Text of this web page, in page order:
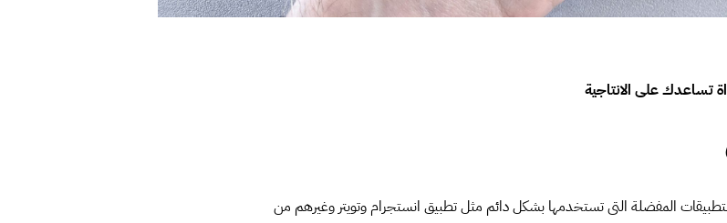
على الانتاجية
المفضلة التى تستخدمها بشكل دائم مثل تطبيق انستجرام وتويتر وغيرهم من